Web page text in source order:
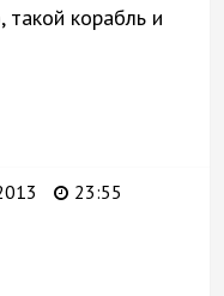
корабль и
23:55